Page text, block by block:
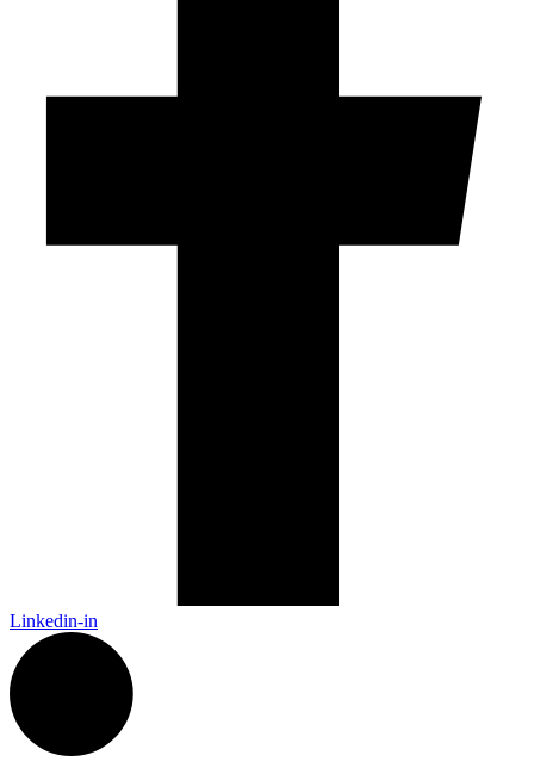
Linkedin-in